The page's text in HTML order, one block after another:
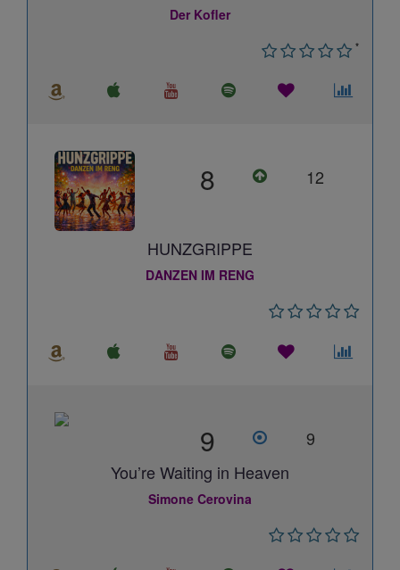
Der Kofler
*
8 12
HUNZGRIPPE
DANZEN IM RENG
9
9
You’re Waiting in Heaven
Simone Cerovina